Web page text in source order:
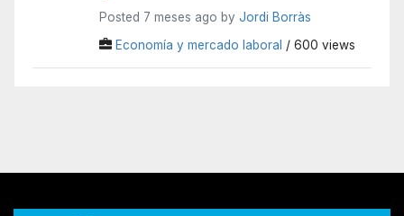
Posted 7 meses ago by Jordi Borràs
Economía y mercado laboral / 600 views